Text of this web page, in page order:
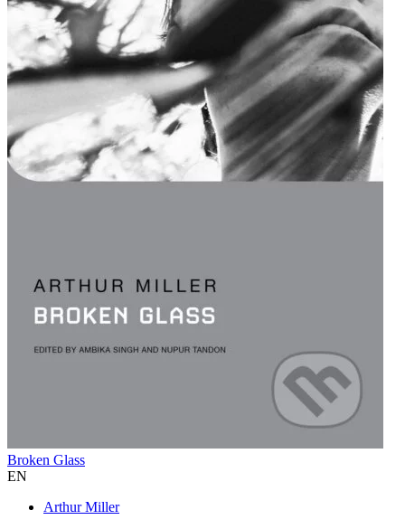
Broken Glass
EN
Arthur Miller